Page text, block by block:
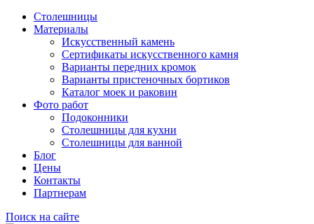
Столешницы
Материалы
Искусственный камень
Сертификаты искусственного камня
Варианты передних кромок
Варианты пристеночных бортиков
Каталог моек и раковин
Фото работ
Подоконники
Столешницы для кухни
Столешницы для ванной
Блог
Цены
Контакты
Партнерам
Поиск на сайте